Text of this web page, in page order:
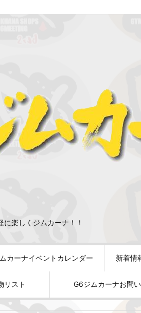
に楽しくジムカーナ！！
カーナイベントカレンダー 新着情
リスト G6ジムカーナお問